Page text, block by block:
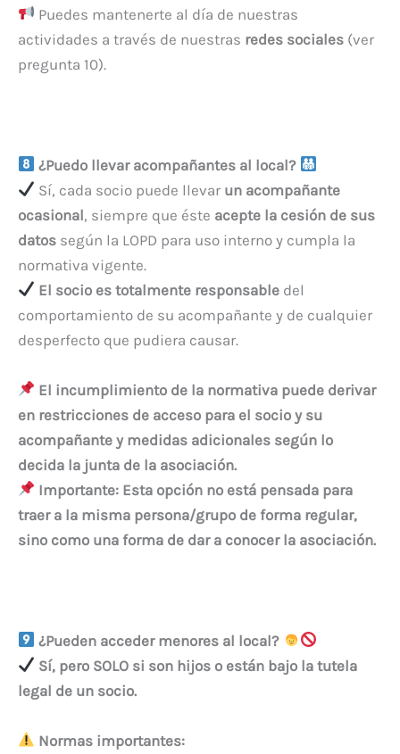
Puedes mantenerte al día de nuestras
actividades a través de nuestras redes sociales (ver
pregunta 10).
¿Puedo llevar acompañantes al local?
Sí, cada socio puede llevar un acompañante
ocasional, siempre que éste acepte la cesión de sus
datos según la LOPD para uso interno y cumpla la
normativa vigente.
El socio es totalmente responsable del
comportamiento de su acompañante y de cualquier
desperfecto que pudiera causar.
El incumplimiento de la normativa puede derivar
en restricciones de acceso para el socio y su
acompañante y medidas adicionales según lo
decida la junta de la asociación.
Importante: Esta opción no está pensada para
traer a la misma persona/grupo de forma regular,
sino como una forma de dar a conocer la asociación.
¿Pueden acceder menores al local?
Sí, pero SOLO si son hijos o están bajo la tutela
legal de un socio.
Normas importantes: